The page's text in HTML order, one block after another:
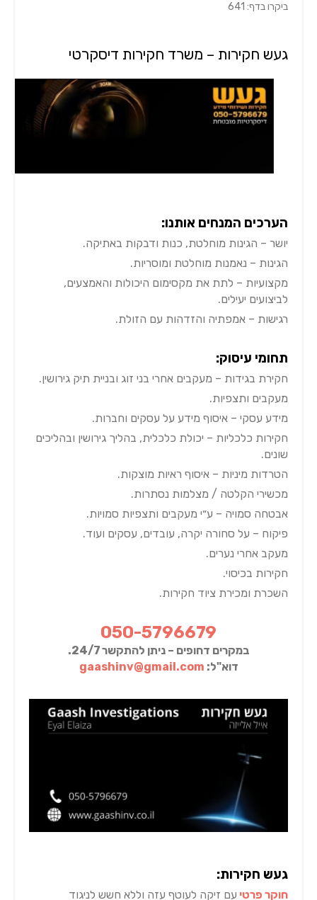
ביקרו בדף: 641
געש חקירות – משרד חקירות דיסקרטי
הערכים המנחים אותנו:
יושר – הגינות מוחלטת, כנות ודבקות באתיקה.
הגינות – נאמנות מוחלטת ומוסריות.
מקצועיות – לתת את מקסימום היכולות והאמצעים,
לביצועים יעילים.
רגישות – אמפתיה והזדהות עם הזולת.
תחומי עיסוק:
חקירת בגידות – מעקבים אחרי בני זוג ובניית תיק גירושין.
מעקבים ותצפיות.
מידע עסקי – איסוף מידע על עסקים וחברות.
חקירות כלכליות – יכולת כלכלית, בהליך גירושין ובהליכים
שונים.
הטרדות מיניות – איסוף ראיות מוצקות.
מכשירי הקלטה / מצלמות נסתרות.
אבטחה סמויה – ע״י מעקבים ותצפיות סמויות.
פיקוח – על סחורה יקרה, עובדים, עסקים ועוד.
מעקב אחרי נערים.
חקירות בכיסוי.
השכרת ומכירת ציוד חקירות.
050-5796679
במקרים דחופים – ניתן להתקשר 24/7.
דוא"ל: gaashinv@gmail.com
געש חקירות:
חוקר פרטי עם זיקה לעוטף עזה וללא חשש לניגוד